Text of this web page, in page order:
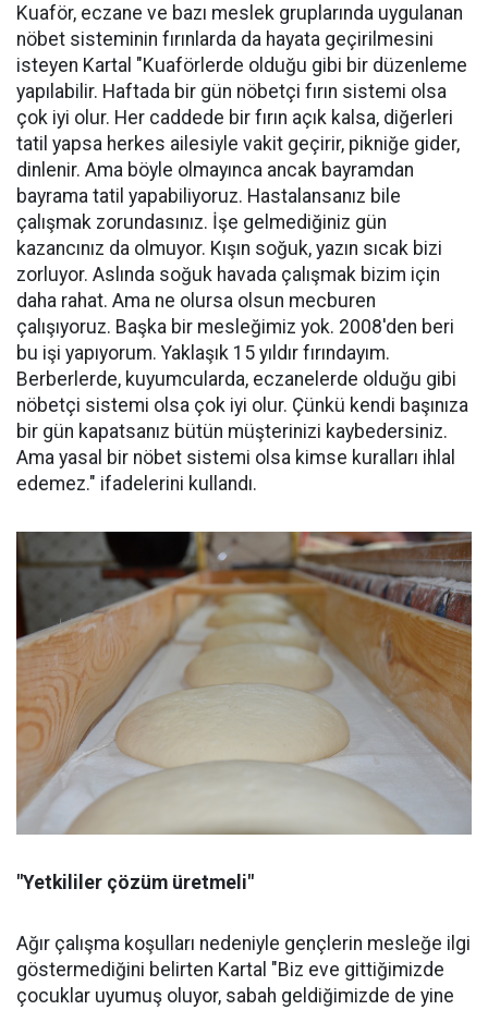
Kuaför, eczane ve bazı meslek gruplarında uygulanan
nöbet sisteminin fırınlarda da hayata geçirilmesini
isteyen Kartal "Kuaförlerde olduğu gibi bir düzenleme
yapılabilir. Haftada bir gün nöbetçi fırın sistemi olsa
çok iyi olur. Her caddede bir fırın açık kalsa, diğerleri
tatil yapsa herkes ailesiyle vakit geçirir, pikniğe gider,
dinlenir. Ama böyle olmayınca ancak bayramdan
bayrama tatil yapabiliyoruz. Hastalansanız bile
çalışmak zorundasınız. İşe gelmediğiniz gün
kazancınız da olmuyor. Kışın soğuk, yazın sıcak bizi
zorluyor. Aslında soğuk havada çalışmak bizim için
daha rahat. Ama ne olursa olsun mecburen
çalışıyoruz. Başka bir mesleğimiz yok. 2008'den beri
bu işi yapıyorum. Yaklaşık 15 yıldır fırındayım.
Berberlerde, kuyumcularda, eczanelerde olduğu gibi
nöbetçi sistemi olsa çok iyi olur. Çünkü kendi başınıza
bir gün kapatsanız bütün müşterinizi kaybedersiniz.
Ama yasal bir nöbet sistemi olsa kimse kuralları ihlal
edemez." ifadelerini kullandı.
"Yetkililer çözüm üretmeli"
Ağır çalışma koşulları nedeniyle gençlerin mesleğe ilgi
göstermediğini belirten Kartal "Biz eve gittiğimizde
çocuklar uyumuş oluyor, sabah geldiğimizde de yine